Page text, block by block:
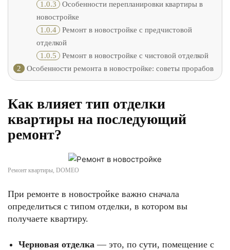
1.0.3
Особенности перепланировки квартиры в
новостройке
1.0.4
Ремонт в новостройке с предчистовой
отделкой
1.0.5
Ремонт в новостройке с чистовой отделкой
2
Особенности ремонта в новостройке: советы прорабов
Как влияет тип отделки
квартиры на последующий
ремонт?
Ремонт квартиры, DOMEO
При ремонте в новостройке важно сначала
определиться с типом отделки, в котором вы
получаете квартиру.
Черновая отделка — это, по сути, помещение с